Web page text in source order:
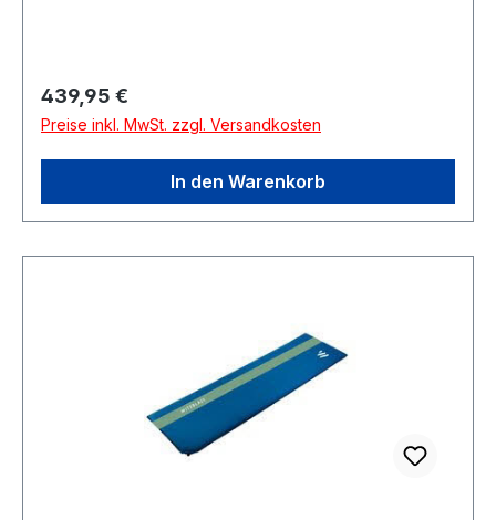
Regulärer Preis:
439,95 €
Preise inkl. MwSt. zzgl. Versandkosten
In den Warenkorb